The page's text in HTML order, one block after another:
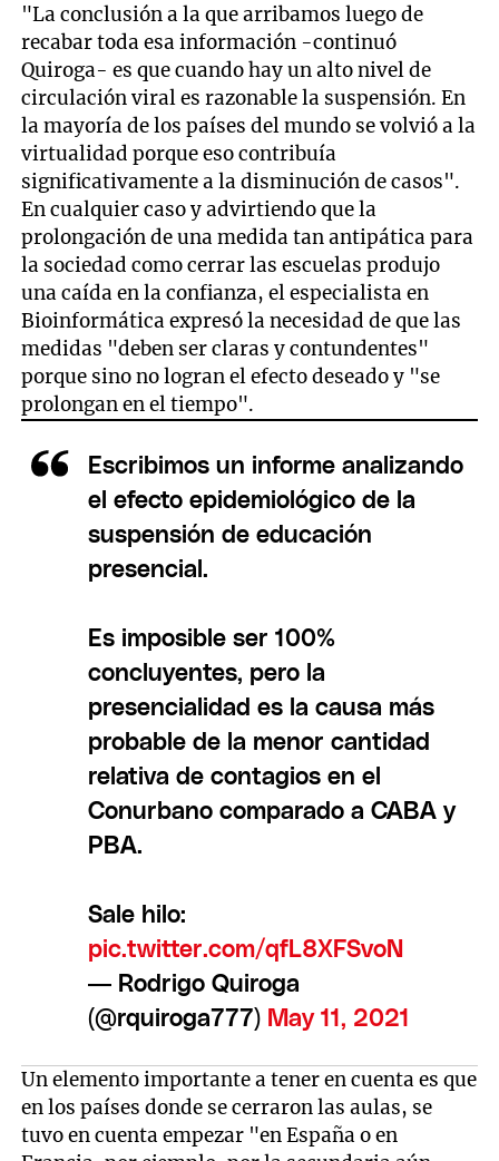
"La conclusión a la que arribamos luego de
recabar toda esa información -continuó
Quiroga- es que cuando hay un alto nivel de
circulación viral es razonable la suspensión. En
la mayoría de los países del mundo se volvió a la
virtualidad porque eso contribuía
significativamente a la disminución de casos".
En cualquier caso y advirtiendo que la
prolongación de una medida tan antipática para
la sociedad como cerrar las escuelas produjo
una caída en la confianza, el especialista en
Bioinformática expresó la necesidad de que las
medidas "deben ser claras y contundentes"
porque sino no logran el efecto deseado y "se
prolongan en el tiempo".
Escribimos un informe analizando
el efecto epidemiológico de la
suspensión de educación
presencial.
Es imposible ser 100%
concluyentes, pero la
presencialidad es la causa más
probable de la menor cantidad
relativa de contagios en el
Conurbano comparado a CABA y
PBA.
Sale hilo:
pic.twitter.com/qfL8XFSvoN
— Rodrigo Quiroga
(@rquiroga777) May 11, 2021
Un elemento importante a tener en cuenta es que
en los países donde se cerraron las aulas, se
tuvo en cuenta empezar "en España o en